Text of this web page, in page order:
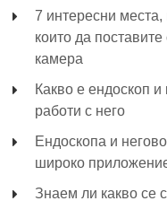
7 интересни места,
които да поставите
камера
Какво е ендоскоп и
работи с него
Ендоскопа и
широко
Знаем ли какво се